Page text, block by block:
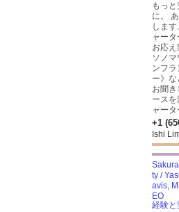
もっ
に。
しま
ャー
お応え
ソノ
ンフ
ー》
お聞き
ース
ャータ
+1
Ishi
経験と